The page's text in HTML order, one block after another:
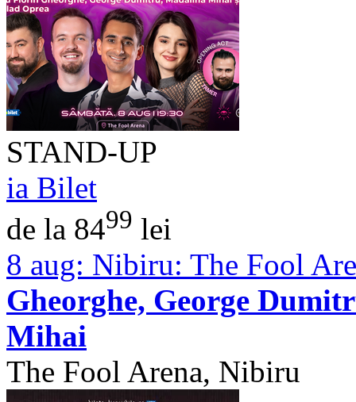
STAND-UP
ia Bilet
de la 8499 lei
8 aug: Nibiru: The Fool
Gheorghe, George
Mihai
The Fool Arena, Nibiru